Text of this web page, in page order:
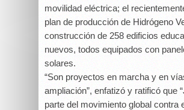
movilidad eléctrica; el
plan de producción de Hidrógeno
construcción de 258 edificios
nuevos, todos equipados con
solares.
“Son proyectos en marcha y en
ampliación”, enfatizó y ratificó que
parte del movimiento global contra